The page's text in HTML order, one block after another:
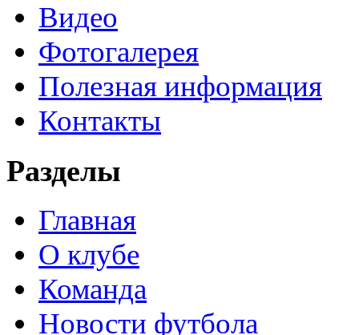
Видео
Фотогалерея
Полезная информация
Контакты
Разделы
Главная
О клубе
Команда
Новости футбола